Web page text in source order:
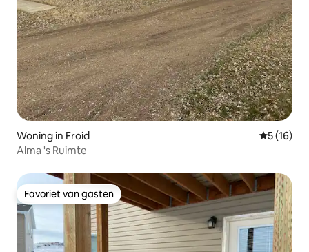
Woning in Froid
5 (16)
Alma 's Ruimte
Favoriet van gasten
Favoriet van gasten